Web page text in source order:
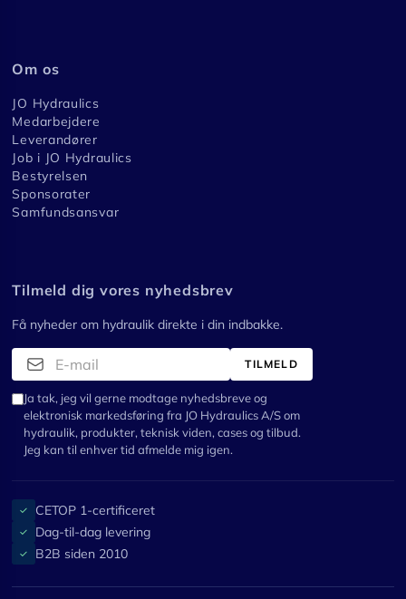
Om os
JO Hydraulics
Medarbejdere
Leverandører
Job i JO Hydraulics
Bestyrelsen
Sponsorater
Samfundsansvar
Tilmeld dig vores nyhedsbrev
Få nyheder om hydraulik direkte i din indbakke.
TILMELD
Ja tak, jeg vil gerne modtage nyhedsbreve og
elektronisk markedsføring fra JO Hydraulics A/S om
hydraulik, produkter, teknisk viden, cases og tilbud.
Jeg kan til enhver tid afmelde mig igen.
✓ CETOP 1-certificeret
✓ Dag-til-dag levering
✓ B2B siden 2010